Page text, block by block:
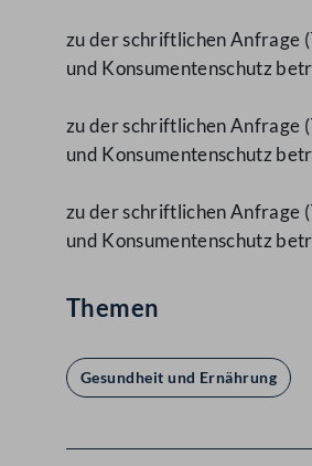
zu der schriftlichen Anfrage
und Konsumentenschutz
zu der schriftlichen Anfrage
und Konsumentenschutz
zu der schriftlichen Anfrage
und Konsumentenschutz
Themen
Gesundheit und Ernährung